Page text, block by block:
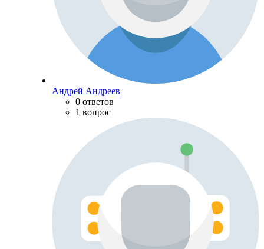
Андрей Андреев
0 ответов
1 вопрос